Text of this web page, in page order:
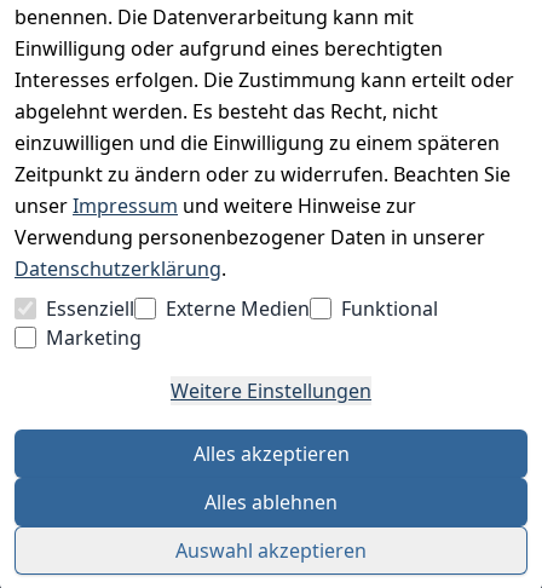
benennen. Die Datenverarbeitung kann mit
Einwilligung oder aufgrund eines berechtigten
Interesses erfolgen. Die Zustimmung kann erteilt oder
abgelehnt werden. Es besteht das Recht, nicht
einzuwilligen und die Einwilligung zu einem späteren
Zeitpunkt zu ändern oder zu widerrufen. Beachten Sie
unserImpressum und weitere Hinweise zur
Verwendung personenbezogener Daten in unserer
Datenschutzerklärung.
Essenziell
Externe Medien
Funktional
Marketing
Weitere Einstellungen
Alles akzeptieren
Alles ablehnen
Auswahl akzeptieren
Unser Unternehmen
Charity & Wohltätigkeit
BESUCHE UNS
BEQUEM BEZAHLEN MIT
WIR VERSENDEN MIT